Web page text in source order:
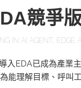
競爭
IN AI AGENT EDGE
入EDA已成為產業
能理解目標、呼叫